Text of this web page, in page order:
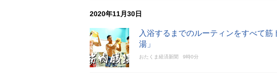
2020年11月30日
入浴するまでのルーティンをすべて
湯」
おたくま経済新聞 9時0分